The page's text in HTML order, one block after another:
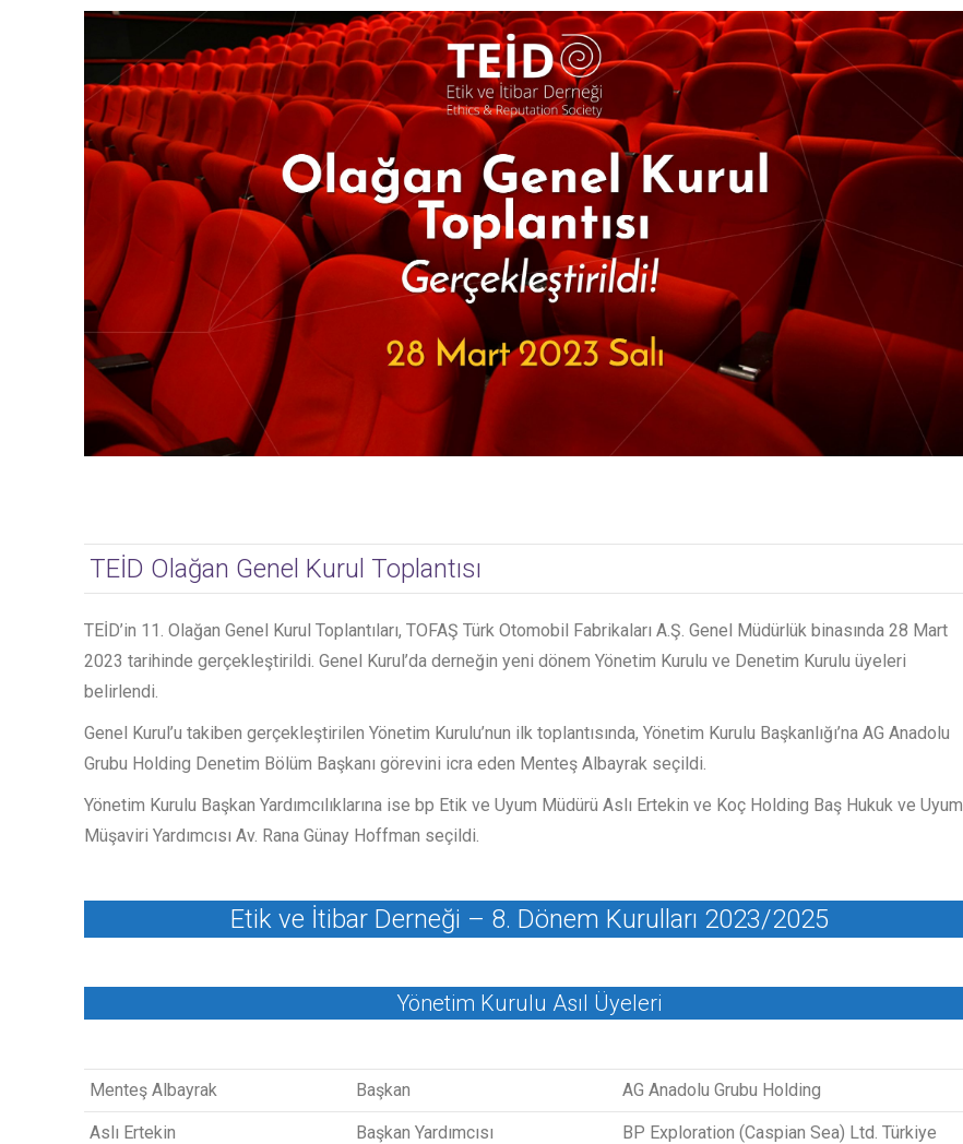
TEİD Olağan Genel Kurul Toplantısı
TEİD’in 11. Olağan Genel Kurul Toplantıları, TOFAŞ Türk Otomobil Fabrikaları A.Ş. Genel Müdürlük binasında 28 Mart
2023 tarihinde gerçekleştirildi. Genel Kurul’da derneğin yeni dönem Yönetim Kurulu ve Denetim Kurulu üyeleri
belirlendi.
Genel Kurul’u takiben gerçekleştirilen Yönetim Kurulu’nun ilk toplantısında, Yönetim Kurulu Başkanlığı’na AG Anadolu
Grubu Holding Denetim Bölüm Başkanı görevini icra eden Menteş Albayrak seçildi.
Yönetim Kurulu Başkan Yardımcılıklarına ise bp Etik ve Uyum Müdürü Aslı Ertekin ve Koç Holding Baş Hukuk ve Uyum
Müşaviri Yardımcısı Av. Rana Günay Hoffman seçildi.
Etik ve İtibar Derneği – 8. Dönem Kurulları 2023/2025
Yönetim Kurulu Asıl Üyeleri
Menteş Albayrak Başkan AG Anadolu Grubu Holding
Aslı Ertekin Başkan Yardımcısı BP Exploration (Caspian Sea) Ltd. Türkiye